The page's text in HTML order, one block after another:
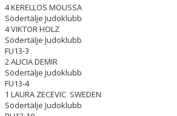
4 KERELLOS MOUSSA
Södertälje Judoklubb
4 VIKTOR HOLZ
Södertälje Judoklubb
FU13-3
2 ALICIA DEMIR
Södertälje Judoklubb
FU13-4
1 LAURA ZECEVIC SWEDEN
Södertälje Judoklubb